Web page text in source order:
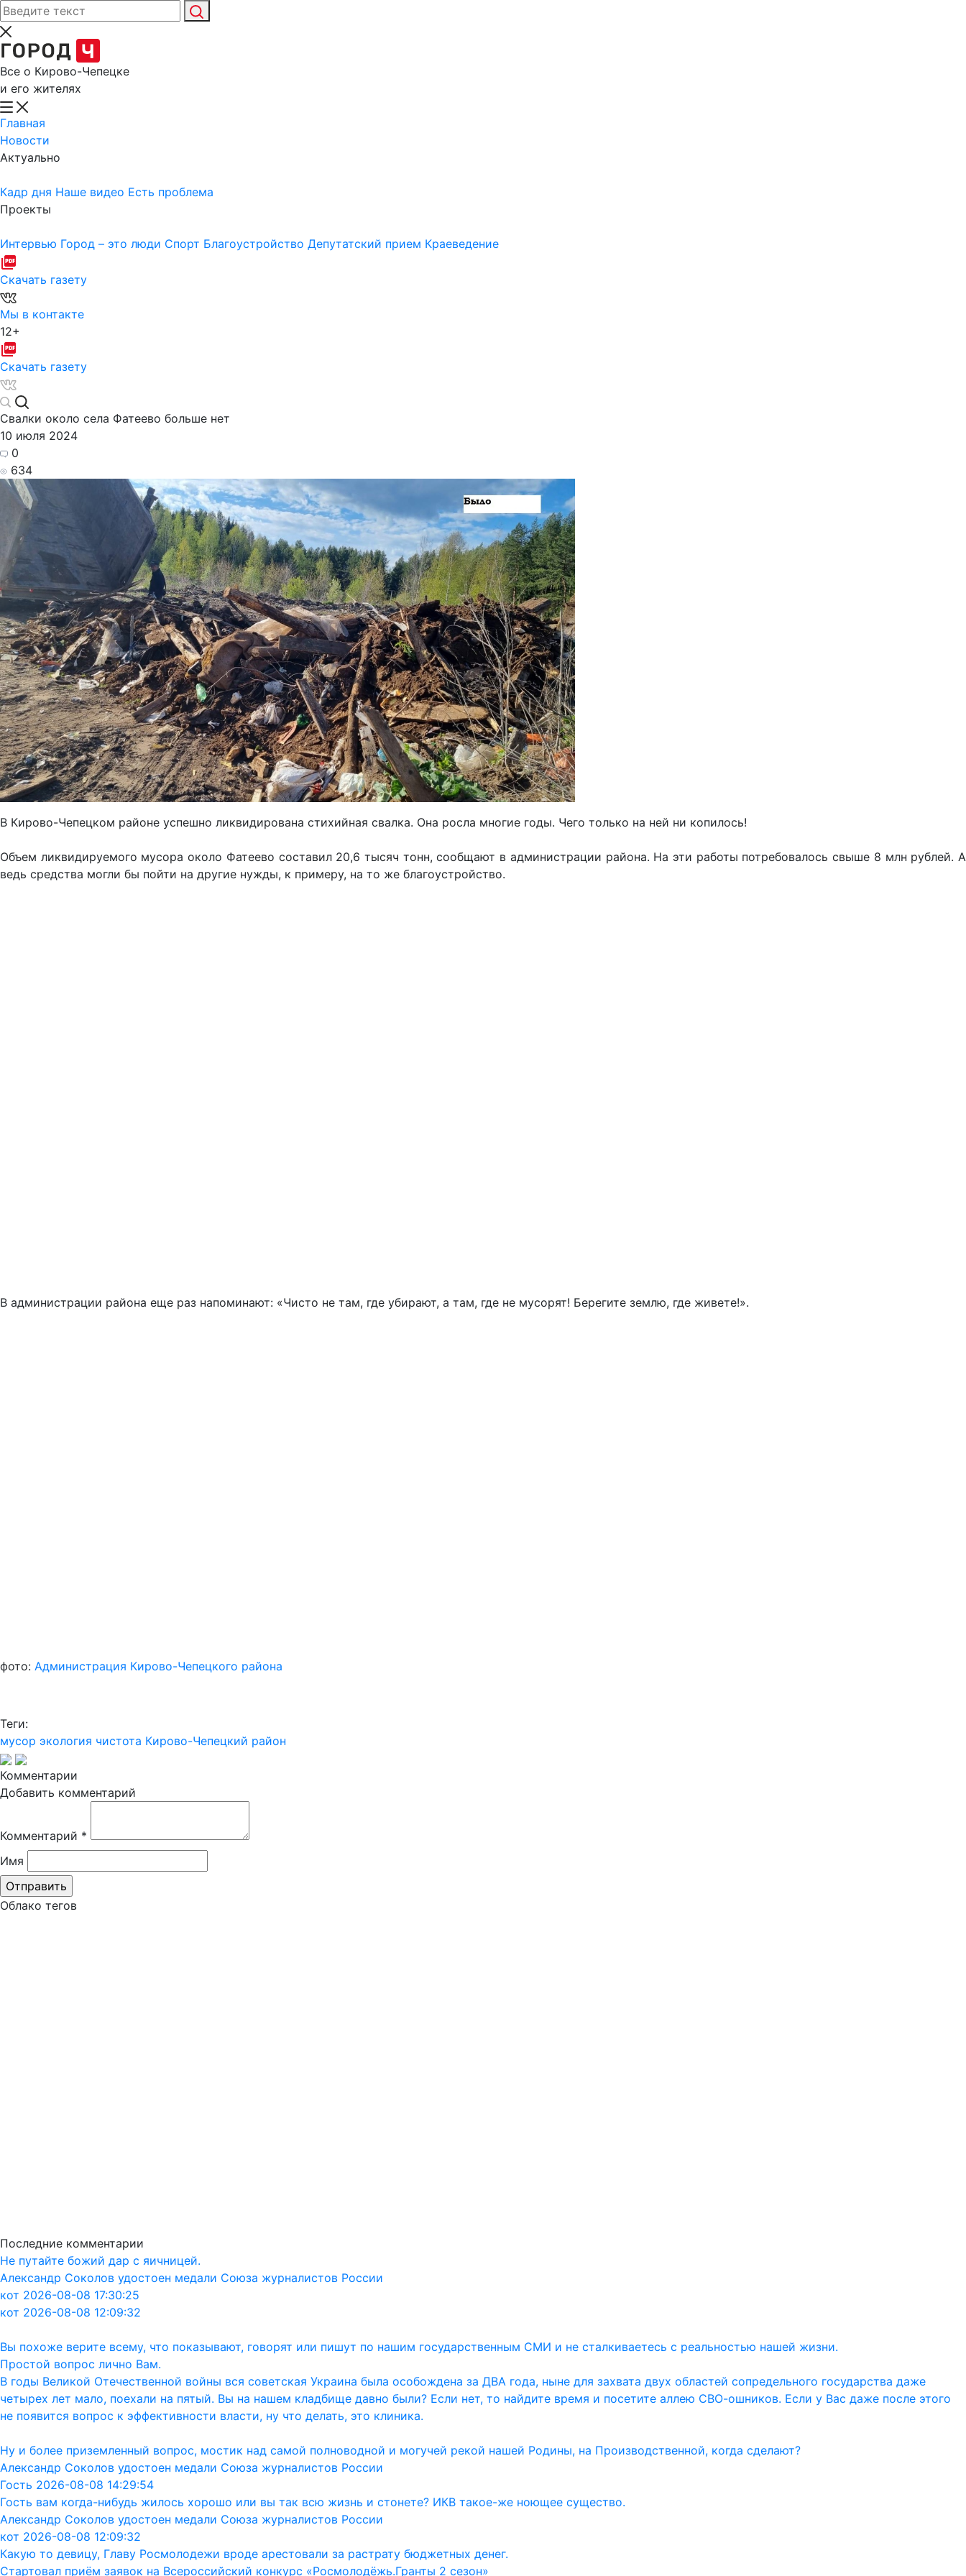
Все о Кирово-Чепецке
и его жителях
Главная
Новости
Актуально
Кадр дня Наше видео Есть проблема
Проекты
Интервью Город – это люди Спорт Благоустройство Депутатский прием Краеведение
Скачать газету
Мы в контакте
12+
Скачать газету
Свалки около села Фатеево больше нет
10 июля 2024
0
634
В Кирово-Чепецком районе успешно ликвидирована стихийная свалка. Она росла многие годы. Чего только на ней ни копилось!
Объем ликвидируемого мусора около Фатеево составил 20,6 тысяч тонн, сообщают в администрации района. На эти работы потребовалось свыше 8 млн рублей. А
ведь средства могли бы пойти на другие нужды, к примеру, на то же благоустройство.
В администрации района еще раз напоминают: «Чисто не там, где убирают, а там, где не мусорят! Берегите землю, где живете!».
фото: Администрация Кирово-Чепецкого района
Теги:
мусор экология чистота Кирово-Чепецкий район
Комментарии
Добавить комментарий
Комментарий *
Имя
Облако тегов
Последние комментарии
Не путайте божий дар с яичницей.
Александр Соколов удостоен медали Союза журналистов России
кот 2026-08-08 17:30:25
кот 2026-08-08 12:09:32
Вы похоже верите всему, что показывают, говорят или пишут по нашим государственным СМИ и не сталкиваетесь с реальностью нашей жизни.
Простой вопрос лично Вам.
В годы Великой Отечественной войны вся советская Украина была особождена за ДВА года, ныне для захвата двух областей сопредельного государства даже
четырех лет мало, поехали на пятый. Вы на нашем кладбище давно были? Если нет, то найдите время и посетите аллею СВО-ошников. Если у Вас даже после этого
не появится вопрос к эффективности власти, ну что делать, это клиника.
Ну и более приземленный вопрос, мостик над самой полноводной и могучей рекой нашей Родины, на Производственной, когда сделают?
Александр Соколов удостоен медали Союза журналистов России
Гость 2026-08-08 14:29:54
Гость вам когда-нибудь жилось хорошо или вы так всю жизнь и стонете? ИКВ такое-же ноющее существо.
Александр Соколов удостоен медали Союза журналистов России
кот 2026-08-08 12:09:32
Какую то девицу, Главу Росмолодежи вроде арестовали за растрату бюджетных денег.
Стартовал приём заявок на Всероссийский конкурс «Росмолодёжь.Гранты 2 сезон»